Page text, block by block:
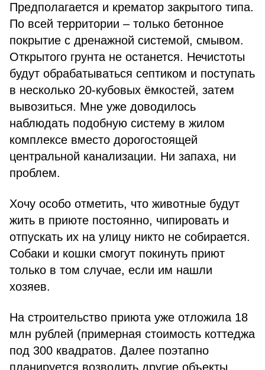
Предполагается и крематор закрытого типа.
По всей территории – только бетонное
покрытие с дренажной системой, смывом.
Открытого грунта не останется. Нечистоты
будут обрабатываться септиком и поступать
в несколько 20-кубовых ёмкостей, затем
вывозиться. Мне уже доводилось
наблюдать подобную систему в жилом
комплексе вместо дорогостоящей
центральной канализации. Ни запаха, ни
проблем.
Хочу особо отметить, что животные будут
жить в приюте постоянно, чипировать и
отпускать их на улицу никто не собирается.
Собаки и кошки смогут покинуть приют
только в том случае, если им нашли
хозяев.
На строительство приюта уже отложила 18
млн рублей (примерная стоимость коттеджа
под 300 квадратов. Далее поэтапно
планируется возводить другие объекты,